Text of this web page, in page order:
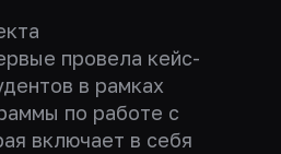
провела кейс-
в рамках
по работе с
включает в себя